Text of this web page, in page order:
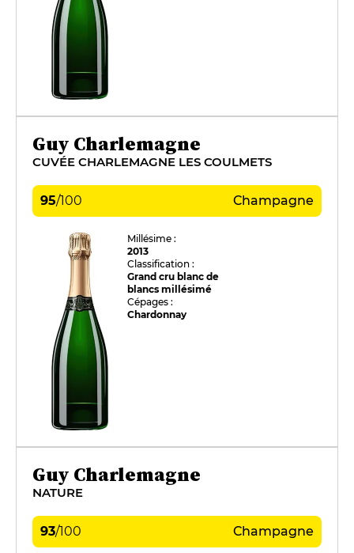
Guy Charlemagne
CUVÉE CHARLEMAGNE LES COULMETS
95/100 Champagne
Millésime :
2013
Classification :
Grand cru blanc de
blancs millésimé
Cépages :
Chardonnay
Guy Charlemagne
NATURE
93/100 Champagne